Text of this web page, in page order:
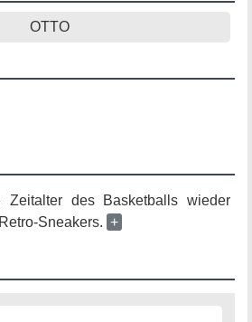
OTTO
Zeitalter des Basketballs wieder
Sneakers. +